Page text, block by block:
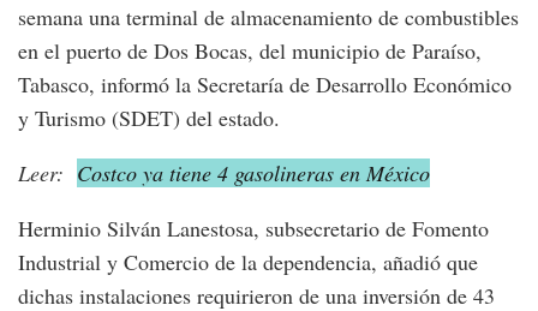
semana una terminal de almacenamiento de combustibles
en el puerto de Dos Bocas, del municipio de Paraíso,
Tabasco, informó la Secretaría de Desarrollo Económico
y Turismo (SDET) del estado.
Leer: Costco ya tiene 4 gasolineras en México
Herminio Silván Lanestosa, subsecretario de Fomento
Industrial y Comercio de la dependencia, añadió que
dichas instalaciones requirieron de una inversión de 43